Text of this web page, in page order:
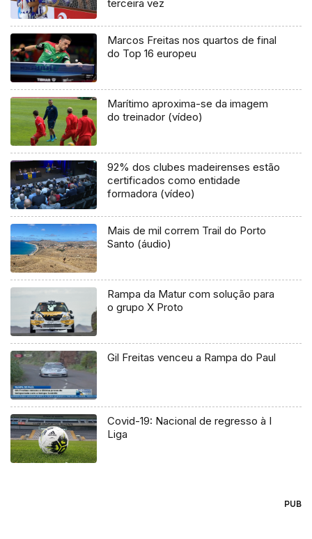
terceira vez
Marcos Freitas nos quartos de final
do Top 16 europeu
Marítimo aproxima-se da imagem
do treinador (vídeo)
92% dos clubes madeirenses estão
certificados como entidade
formadora (vídeo)
Mais de mil correm Trail do Porto
Santo (áudio)
Rampa da Matur com solução para
o grupo X Proto
Gil Freitas venceu a Rampa do Paul
Covid-19: Nacional de regresso à I
Liga
PUB